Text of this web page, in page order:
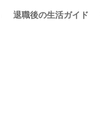
退職後の生活ガイド